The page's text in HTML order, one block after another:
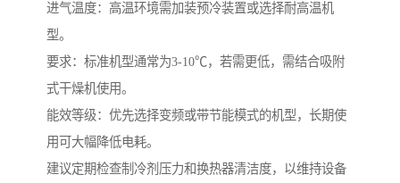
进气温度：高温环境需加装预冷装置或选择耐高温机
型。
要求：标准机型通常为3-10℃，若需更低，需结合吸附
式干燥机使用。
能效等级：优先选择变频或带节能模式的机型，长期使
用可大幅降低电耗。
建议定期检查制冷剂压力和换热器清洁度，以维持设备